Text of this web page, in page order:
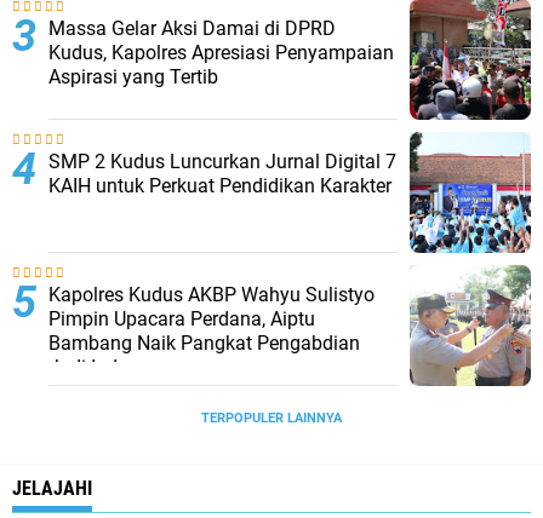
Massa Gelar Aksi Damai di DPRD
Kudus, Kapolres Apresiasi Penyampaian
Aspirasi yang Tertib
SMP 2 Kudus Luncurkan Jurnal Digital 7
KAIH untuk Perkuat Pendidikan Karakter
Kapolres Kudus AKBP Wahyu Sulistyo
Pimpin Upacara Perdana, Aiptu
Bambang Naik Pangkat Pengabdian
Jadi Ipda
TERPOPULER LAINNYA
JELAJAHI